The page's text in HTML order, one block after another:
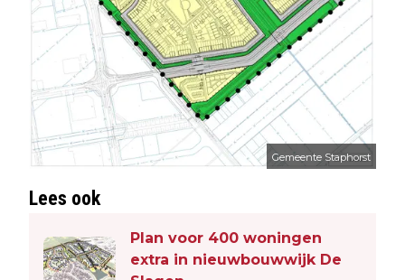
Gemeente Staphorst
Lees ook
Plan voor 400 woningen
extra in nieuwbouwwijk De